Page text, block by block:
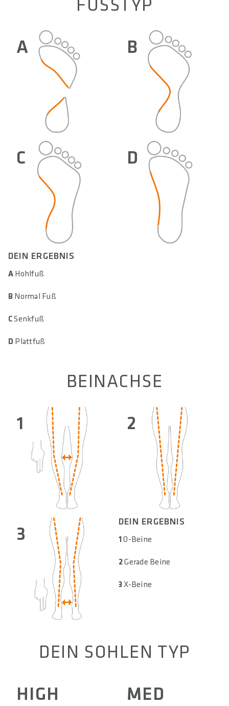
FUSSTYP
A
B
C D
DEIN ERGEBNIS
A Hohlfuß
B Normal Fuß
CSenkfuß
D Plattfuß
BEINACHSE
1
2
3
DEIN ERGEBNIS
1O-Beine
2Gerade Beine
3X-Beine
DEIN SOHLEN TYP
HIGH
MED